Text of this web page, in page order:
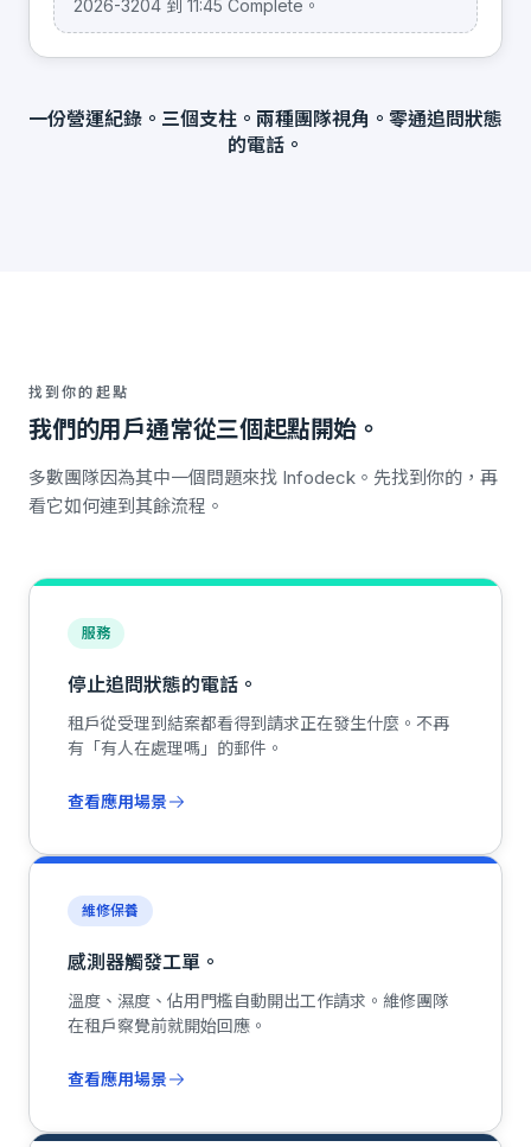
2026-3204 到 11:45 Complete。
一份營運紀錄。三個支柱。兩種團隊視角。零通追問狀態
的電話。
找到你的起點
我們的用戶通常從三個起點開始。
多數團隊因為其中一個問題來找 Infodeck。先找到你的，再
看它如何連到其餘流程。
服務
停止追問狀態的電話。
租戶從受理到結案都看得到請求正在發生什麼。不再
有「有人在處理嗎」的郵件。
查看應用場景
維修保養
感測器觸發工單。
溫度、濕度、佔用門檻自動開出工作請求。維修團隊
在租戶察覺前就開始回應。
查看應用場景